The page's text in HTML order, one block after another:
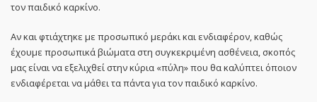
τον παιδικό καρκίνο.
Αν και φτιάχτηκε με προσωπικό μεράκι και ενδιαφέρον, καθώς
έχουμε προσωπικά βιώματα στη συγκεκριμένη ασθένεια, σκοπός
μας είναι να εξελιχθεί στην κύρια «πύλη» που θα καλύπτει όποιον
ενδιαφέρεται να μάθει τα πάντα για τον παιδικό καρκίνο.